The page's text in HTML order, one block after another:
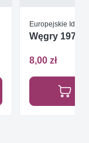
Europejskie Idee
Węgry 1974
8,00 zł